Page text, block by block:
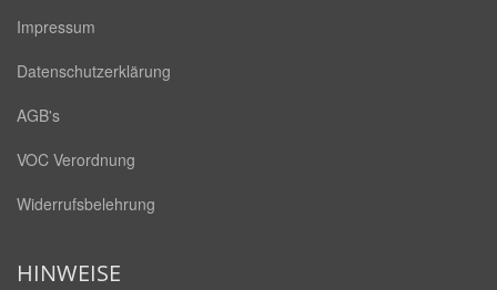
Impressum
Datenschutzerklärung
AGB's
VOC Verordnung
Widerrufsbelehrung
HINWEISE